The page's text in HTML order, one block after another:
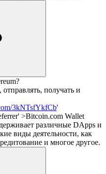
получать и
3kNTsfYkfCb'
>Bitcoin.com Wallet
различные DApps и
виды деятельности, как
и многое другое.